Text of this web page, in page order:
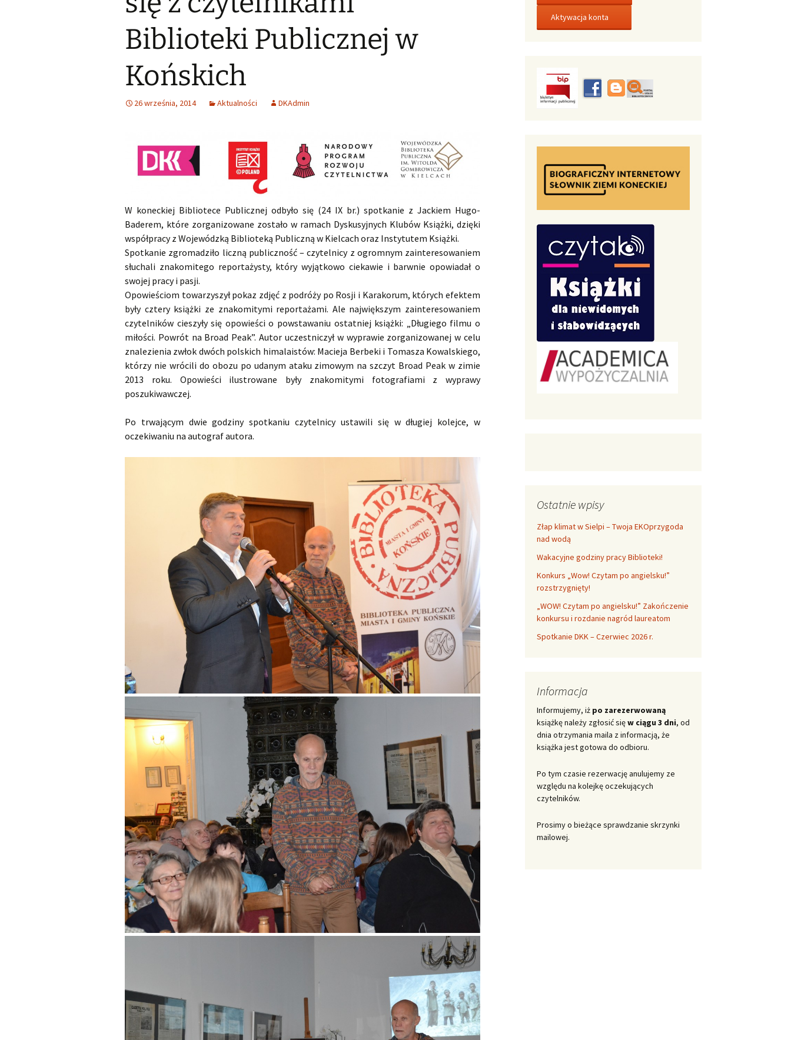
Małoletnich Małoletnich – wersja
skrócona dla małoletnich
Deklaracja dostępności
Godziny pracy Praca w soboty
Wsparcie finansowe
Nauka, oświata, kultura
wersje uproszczone /
Polish-English Books /
Wersje polsko-angielskie
Warsztaty Językowe
Konkurs: WOW! Czytam
Po Angielsku
Biblioteki Publicznej w
Końskich
26 września, 2014 Aktualności DKAdmin
W koneckiej Bibliotece Publicznej odbyło się (24 IX br.) spotkanie z Jackiem Hugo-
Baderem, które zorganizowane zostało w ramach Dyskusyjnych Klubów Książki, dzięki
współpracy z Wojewódzką Biblioteką Publiczną w Kielcach oraz Instytutem Książki.
Spotkanie zgromadziło liczną publiczność – czytelnicy z ogromnym zainteresowaniem
słuchali znakomitego reportażysty, który wyjątkowo ciekawie i barwnie opowiadał o
swojej pracy i pasji.
Opowieściom towarzyszył pokaz zdjęć z podróży po Rosji i Karakorum, których efektem
były cztery książki ze znakomitymi reportażami. Ale największym zainteresowaniem
czytelników cieszyły się opowieści o powstawaniu ostatniej książki: „Długiego filmu o
miłości. Powrót na Broad Peak”. Autor uczestniczył w wyprawie zorganizowanej w celu
znalezienia zwłok dwóch polskich himalaistów: Macieja Berbeki i Tomasza Kowalskiego,
którzy nie wrócili do obozu po udanym ataku zimowym na szczyt Broad Peak w zimie
2013 roku. Opowieści ilustrowane były znakomitymi fotografiami z wyprawy
poszukiwawczej.
Po trwającym dwie godziny spotkaniu czytelnicy ustawili się w długiej kolejce, w
oczekiwaniu na autograf autora.
Ostatnie wpisy
Złap klimat w Sielpi – Twoja EKOprzygoda
nad wodą
Wakacyjne godziny pracy Biblioteki!
Konkurs „Wow! Czytam po angielsku!”
rozstrzygnięty!
„WOW! Czytam po angielsku!” Zakończenie
konkursu i rozdanie nagród laureatom
Spotkanie DKK – Czerwiec 2026 r.
Informacja
Informujemy, iż po zarezerwowaną
książkę należy zgłosić sięw ciągu 3 dni, od
dnia otrzymania maila z informacją, że
książka jest gotowa do odbioru.
Po tym czasie rezerwację anulujemy ze
względu na kolejkę oczekujących
czytelników.
Prosimy o bieżące sprawdzanie skrzynki
mailowej.